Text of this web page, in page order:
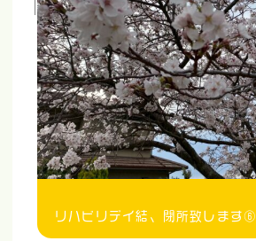
リハビリデイ結、閉所致します⑥